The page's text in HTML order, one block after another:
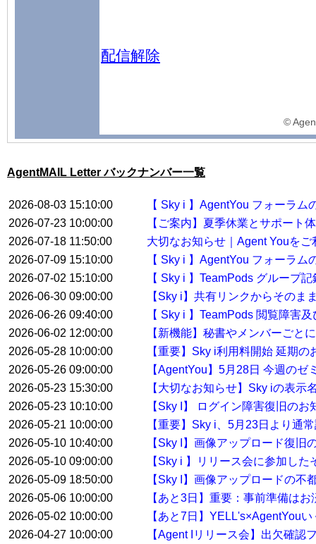
配信解除
©️
AgentMAIL Letter バックナンバー一覧
2026-08-03 15:10:00
【 Sky i 】AgentYou フォーラ
2026-07-23 10:00:00
【ご案内】夏季休業とサポート
2026-07-18 11:50:00
大切なお知らせ｜Agent Youを
2026-07-09 15:10:00
【 Sky i 】AgentYou フォーラ
2026-07-02 15:10:00
【 Sky i 】TeamPods グループ
2026-06-30 09:00:00
【Sky i】共有リンクからそのま
2026-06-26 09:40:00
【 Sky i 】TeamPods 閲覧障害
2026-06-02 12:00:00
【新機能】秘書やメンバーごと
2026-05-28 10:00:00
【重要】Sky i利用料開始 延期の
2026-05-26 09:00:00
【AgentYou】5月28日 今週の
2026-05-23 15:30:00
【大切なお知らせ】Sky iの表示
2026-05-23 10:10:00
【Sky I】 ログイン障害復旧のお
2026-05-21 10:00:00
【重要】Sky i、5月23日より通
2026-05-10 10:40:00
【Sky I】画像アップロード復旧
2026-05-10 09:00:00
【Sky i 】リリース会に参加し
2026-05-09 18:50:00
【Sky I】画像アップロードの不
2026-05-06 10:00:00
【あと3日】重要：事前準備は
2026-05-02 10:00:00
【あと7日】YELL's×AgentYou
2026-04-27 10:00:00
【Agent Iリリース会】出欠確認